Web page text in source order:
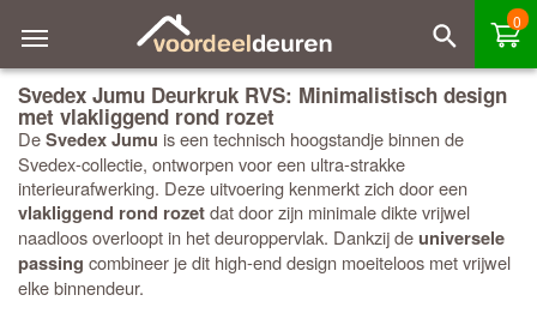
0
Svedex Jumu Deurkruk RVS: Minimalistisch design
met vlakliggend rond rozet
DeSvedex Jumu is een technisch hoogstandje binnen de
Svedex-collectie, ontworpen voor een ultra-strakke
interieurafwerking. Deze uitvoering kenmerkt zich door een
vlakliggend rond rozetdat door zijn minimale dikte vrijwel
naadloos overloopt in het deuroppervlak. Dankzij deuniversele
passing combineer je dit high-end design moeiteloos met vrijwel
elke binnendeur.